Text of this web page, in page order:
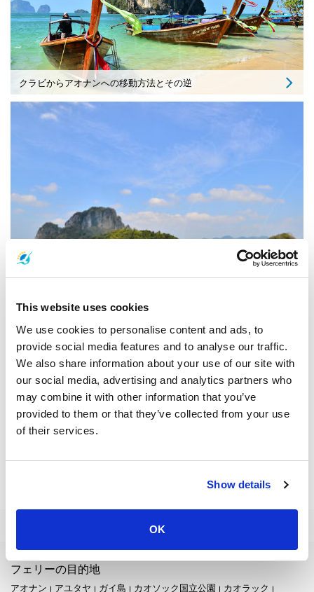
This website uses cookies
We use cookies to personalise content and ads, to
provide social media features and to analyse our traffic.
We also share information about your use of our site with
our social media, advertising and analytics partners who
may combine it with other information that you’ve
provided to them or that they’ve collected from your use
of their services.
Show details
OK
クラビからアオナンへの移動方法とその逆
How to Get from Koh Lanta to Ao Nang and Vice Versa
フェリーの目的地
アオナン アユタヤ ガイ島 カオソック国立公園
カオラック